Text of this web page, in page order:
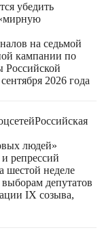
убедить
на седьмой
кампании по
Российской
2026 года
Российская
людей»
репрессий
шестой неделе
депутатов
IX созыва,